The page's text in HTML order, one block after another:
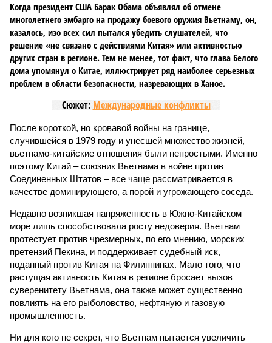
Когда президент США Барак Обама объявлял об отмене
многолетнего эмбарго на продажу боевого оружия Вьетнаму, он,
казалось, изо всех сил пытался убедить слушателей, что
решение «не связано с действиями Китая» или активностью
других стран в регионе. Тем не менее, тот факт, что глава Белого
дома упомянул о Китае, иллюстрирует ряд наиболее серьезных
проблем в области безопасности, назревающих в Ханое.
Сюжет: Международные конфликты
После короткой, но кровавой войны на границе,
случившейся в 1979 году и унесшей множество жизней,
вьетнамо-китайские отношения были непростыми. Именно
поэтому Китай – союзник Вьетнама в войне против
Соединенных Штатов – все чаще рассматривается в
качестве доминирующего, а порой и угрожающего соседа.
Недавно возникшая напряженность в Южно-Китайском
море лишь способствовала росту недоверия. Вьетнам
протестует против чрезмерных, по его мнению, морских
претензий Пекина, и поддерживает судебный иск,
поданный против Китая на Филиппинах. Мало того, что
растущая активность Китая в регионе бросает вызов
суверенитету Вьетнама, она также может существенно
повлиять на его рыболовство, нефтяную и газовую
промышленность.
Ни для кого не секрет, что Вьетнам пытается увеличить